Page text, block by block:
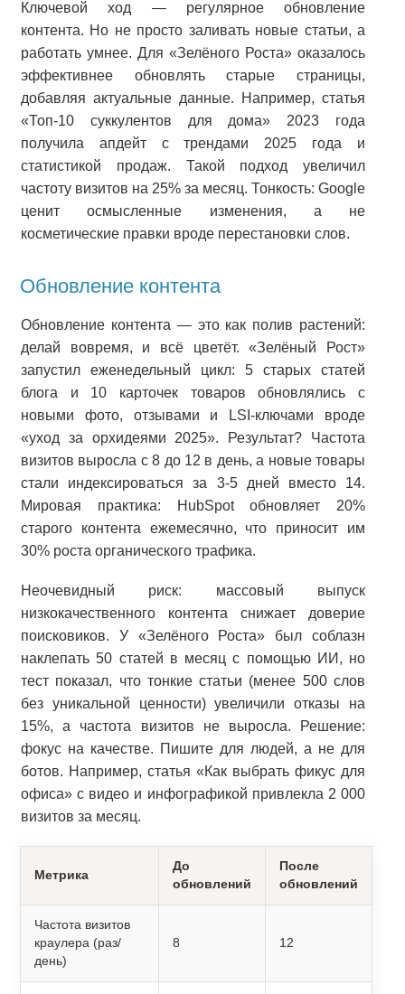
Ключевой ход — регулярное обновление
контента. Но не просто заливать новые статьи, а
работать умнее. Для «Зелёного Роста» оказалось
эффективнее обновлять старые страницы,
добавляя актуальные данные. Например, статья
«Топ-10 суккулентов для дома» 2023 года
получила апдейт с трендами 2025 года и
статистикой продаж. Такой подход увеличил
частоту визитов на 25% за месяц. Тонкость: Google
ценит осмысленные изменения, а не
косметические правки вроде перестановки слов.
Обновление контента
Обновление контента — это как полив растений:
делай вовремя, и всё цветёт. «Зелёный Рост»
запустил еженедельный цикл: 5 старых статей
блога и 10 карточек товаров обновлялись с
новыми фото, отзывами и LSI-ключами вроде
«уход за орхидеями 2025». Результат? Частота
визитов выросла с 8 до 12 в день, а новые товары
стали индексироваться за 3-5 дней вместо 14.
Мировая практика: HubSpot обновляет 20%
старого контента ежемесячно, что приносит им
30% роста органического трафика.
Неочевидный риск: массовый выпуск
низкокачественного контента снижает доверие
поисковиков. У «Зелёного Роста» был соблазн
наклепать 50 статей в месяц с помощью ИИ, но
тест показал, что тонкие статьи (менее 500 слов
без уникальной ценности) увеличили отказы на
15%, а частота визитов не выросла. Решение:
фокус на качестве. Пишите для людей, а не для
ботов. Например, статья «Как выбрать фикус для
офиса» с видео и инфографикой привлекла 2 000
визитов за месяц.
Метрика
До
обновлений
После
обновлений
Частота визитов
краулера (раз/
день)
8 12